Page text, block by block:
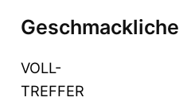
Geschmackliche
VOLL-
TREFFER